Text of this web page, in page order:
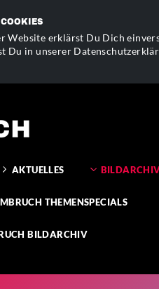
Website erklärst Du Dich
Du in unserer
AKTUELLES
THEMENSPECIALS
BILDARCHIV